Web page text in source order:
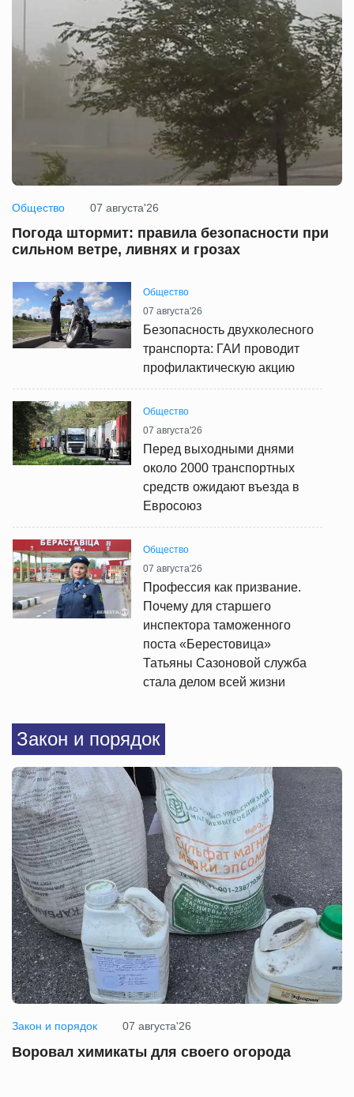
Общество 07 августа'26
Погода штормит: правила безопасности при
сильном ветре, ливнях и грозах
Общество
07 августа'26
Безопасность двухколесного
транспорта: ГАИ проводит
профилактическую акцию
Общество
07 августа'26
Перед выходными днями
около 2000 транспортных
средств ожидают въезда в
Евросоюз
Общество
07 августа'26
Профессия как призвание.
Почему для старшего
инспектора таможенного
поста «Берестовица»
Татьяны Сазоновой служба
стала делом всей жизни
Закон и порядок
Закон и порядок 07 августа'26
Воровал химикаты для своего огорода